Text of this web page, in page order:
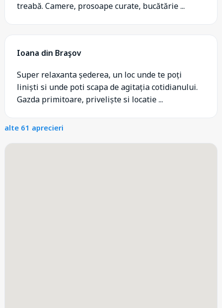
treabă. Camere, prosoape curate, bucătărie ...
Ioana din Braşov
Super relaxanta șederea, un loc unde te poți
liniști si unde poti scapa de agitația cotidianului.
Gazda primitoare, priveliște si locatie ...
alte 61 aprecieri